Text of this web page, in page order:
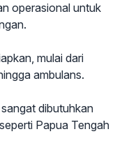
operasional untuk
mulai dari
ambulans.
dibutuhkan
Papua Tengah